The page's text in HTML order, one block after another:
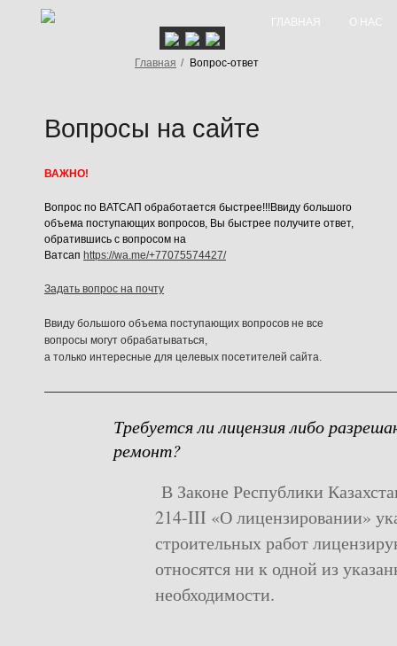
ГЛАВНАЯ О НАС
Главная / Вопрос-ответ
Вопросы на сайте
ВАЖНО!
Вопрос по ВАТСАП обработается быстрее!!!Ввиду большого
объема поступающих вопросов, Вы быстрее получите ответ,
обратившись с вопросом на
Ватсап https://wa.me/+77075574427/
Задать вопрос на почту
Ввиду большого объема поступающих вопросов не все
вопросы могут обрабатываться,
а только интересные для целевых посетителей сайта.
Требуется ли лицензия либо
ремонт?
В Законе Республики
214-III «О лицензировании»
строительных работ
относятся ни к одной из
необходимости.